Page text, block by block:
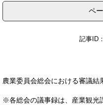
ペ
記事ID
農業委員会総会における審議結
※各総会の議事録は、産業観光